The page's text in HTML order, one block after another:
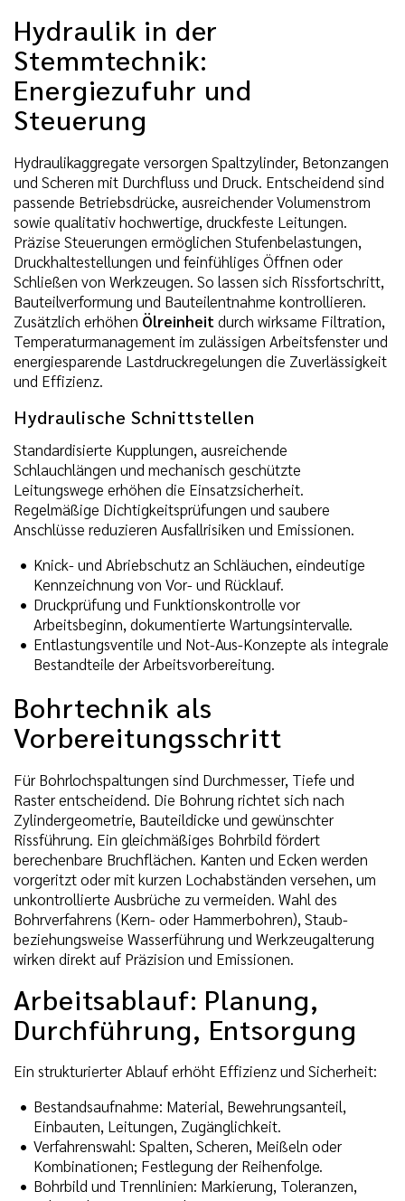
Hydraulik in der
Stemmtechnik:
Energiezufuhr und
Steuerung
Hydraulikaggregate versorgen Spaltzylinder, Betonzangen
und Scheren mit Durchfluss und Druck. Entscheidend sind
passende Betriebsdrücke, ausreichender Volumenstrom
sowie qualitativ hochwertige, druckfeste Leitungen.
Präzise Steuerungen ermöglichen Stufenbelastungen,
Druckhaltestellungen und feinfühliges Öffnen oder
Schließen von Werkzeugen. So lassen sich Rissfortschritt,
Bauteilverformung und Bauteilentnahme kontrollieren.
Zusätzlich erhöhen Ölreinheitdurch wirksame Filtration,
Temperaturmanagement im zulässigen Arbeitsfenster und
energiesparende Lastdruckregelungen die Zuverlässigkeit
und Effizienz.
Hydraulische Schnittstellen
Standardisierte Kupplungen, ausreichende
Schlauchlängen und mechanisch geschützte
Leitungswege erhöhen die Einsatzsicherheit.
Regelmäßige Dichtigkeitsprüfungen und saubere
Anschlüsse reduzieren Ausfallrisiken und Emissionen.
Knick- und Abriebschutz an Schläuchen, eindeutige
Kennzeichnung von Vor- und Rücklauf.
Druckprüfung und Funktionskontrolle vor
Arbeitsbeginn, dokumentierte Wartungsintervalle.
Entlastungsventile und Not-Aus-Konzepte als integrale
Bestandteile der Arbeitsvorbereitung.
Bohrtechnik als
Vorbereitungsschritt
Für Bohrlochspaltungen sind Durchmesser, Tiefe und
Raster entscheidend. Die Bohrung richtet sich nach
Zylindergeometrie, Bauteildicke und gewünschter
Rissführung. Ein gleichmäßiges Bohrbild fördert
berechenbare Bruchflächen. Kanten und Ecken werden
vorgeritzt oder mit kurzen Lochabständen versehen, um
unkontrollierte Ausbrüche zu vermeiden. Wahl des
Bohrverfahrens (Kern- oder Hammerbohren), Staub-
beziehungsweise Wasserführung und Werkzeugalterung
wirken direkt auf Präzision und Emissionen.
Arbeitsablauf: Planung,
Durchführung, Entsorgung
Ein strukturierter Ablauf erhöht Effizienz und Sicherheit:
Bestandsaufnahme: Material, Bewehrungsanteil,
Einbauten, Leitungen, Zugänglichkeit.
Verfahrenswahl: Spalten, Scheren, Meißeln oder
Kombinationen; Festlegung der Reihenfolge.
Bohrbild und Trennlinien: Markierung, Toleranzen,